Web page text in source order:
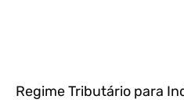
Regime Tributário para